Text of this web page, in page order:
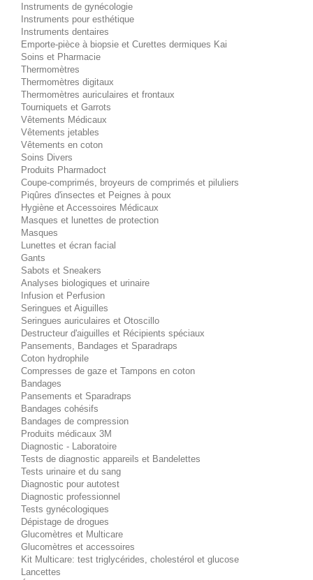
Instruments de gynécologie
Instruments pour esthétique
Instruments dentaires
Emporte-pièce à biopsie et Curettes dermiques Kai
Soins et Pharmacie
Thermomètres
Thermomètres digitaux
Thermomètres auriculaires et frontaux
Tourniquets et Garrots
Vêtements Médicaux
Vêtements jetables
Vêtements en coton
Soins Divers
Produits Pharmadoct
Coupe-comprimés, broyeurs de comprimés et piluliers
Piqûres d'insectes et Peignes à poux
Hygiène et Accessoires Médicaux
Masques et lunettes de protection
Masques
Lunettes et écran facial
Gants
Sabots et Sneakers
Analyses biologiques et urinaire
Infusion et Perfusion
Seringues et Aiguilles
Seringues auriculaires et Otoscillo
Destructeur d'aiguilles et Récipients spéciaux
Pansements, Bandages et Sparadraps
Coton hydrophile
Compresses de gaze et Tampons en coton
Bandages
Pansements et Sparadraps
Bandages cohésifs
Bandages de compression
Produits médicaux 3M
Diagnostic - Laboratoire
Tests de diagnostic appareils et Bandelettes
Tests urinaire et du sang
Diagnostic pour autotest
Diagnostic professionnel
Tests gynécologiques
Dépistage de drogues
Glucomètres et Multicare
Glucomètres et accessoires
Kit Multicare: test triglycérides, cholestérol et glucose
Lancettes